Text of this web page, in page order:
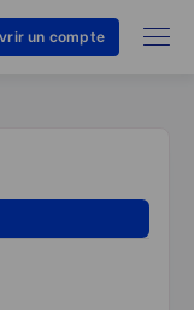
un compte